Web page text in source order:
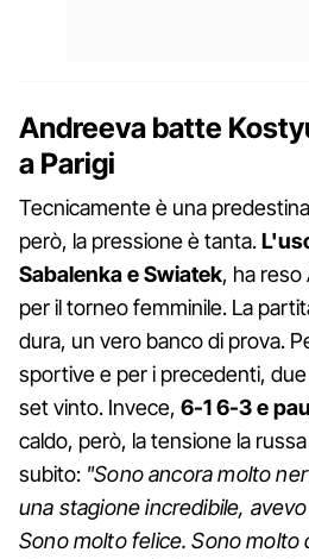
Andreeva batte
a Parigi
Tecnicamente è una
però, la pressione è tanta.
Sabalenka e Swiatek, ha reso
per il torneo femminile. La
dura, un vero banco di prova.
sportive e per i precedenti,
set vinto. Invece, 6-1 6-3 e
caldo, però, la tensione la
subito: "Sono ancora molto
una stagione incredibile,
Sono molto felice. Sono